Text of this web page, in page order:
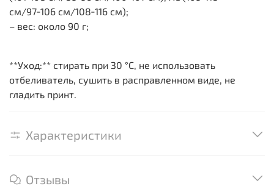
см/97‑106 см/108‑116 см);
– вес: около 90 г;
**Уход:** стирать при 30 °C, не использовать
отбеливатель, сушить в расправленном виде, не
гладить принт.
Характеристики
Отзывы